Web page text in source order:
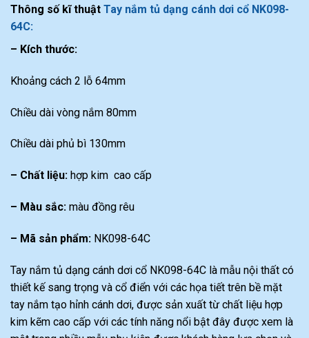
Thông số kĩ thuật Tay nắm tủ dạng cánh dơi cổ NK098-
64C:
– Kích thước:
Khoảng cách 2 lỗ 64mm
Chiều dài vòng nắm 80mm
Chiều dài phủ bì 130mm
– Chất liệu: hợp kim cao cấp
– Màu sắc: màu đồng rêu
– Mã sản phẩm: NK098-64C
Tay nắm tủ dạng cánh dơi cổ NK098-64C là mẫu nội thất có
thiết kế sang trọng và cổ điển với các họa tiết trên bề mặt
tay nắm tạo hỉnh cánh dơi, được sản xuất từ chất liệu hợp
kim kẽm cao cấp với các tính năng nổi bật đây được xem là